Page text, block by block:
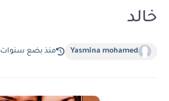
خالد
Yasmina mohamed منذ بضع سنوات